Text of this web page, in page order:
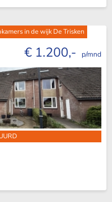
in de wijk De Trisken
€ 1.200,- p/mnd